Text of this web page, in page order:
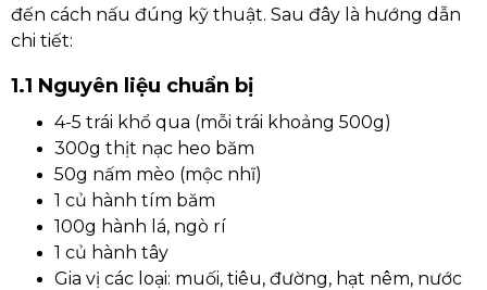
đến cách nấu đúng kỹ thuật. Sau đây là hướng dẫn
chi tiết:
1.1 Nguyên liệu chuẩn bị
4-5 trái khổ qua (mỗi trái khoảng 500g)
300g thịt nạc heo băm
50g nấm mèo (mộc nhĩ)
1 củ hành tím băm
100g hành lá, ngò rí
1 củ hành tây
Gia vị các loại: muối, tiêu, đường, hạt nêm, nước